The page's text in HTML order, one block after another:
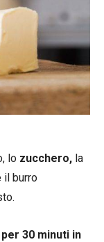
lo zucchero, la
il burro
30 minuti in